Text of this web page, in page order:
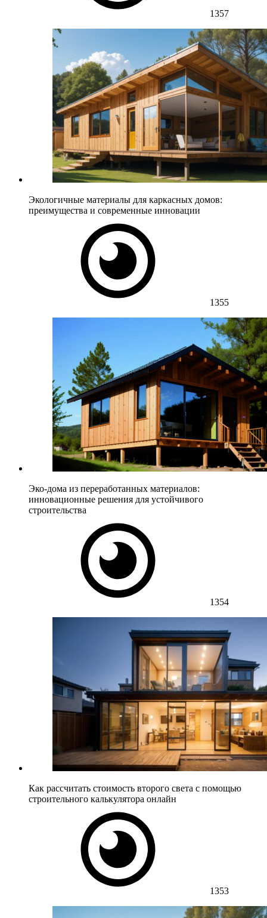
1357
Экологичные материалы для каркасных домов:
преимущества и современные инновации
1355
Эко-дома из переработанных материалов:
инновационные решения для устойчивого
строительства
1354
Как рассчитать стоимость второго света с помощью
строительного калькулятора онлайн
1353